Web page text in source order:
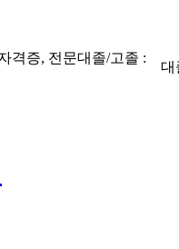
격증, 전문대졸/고졸 :
대